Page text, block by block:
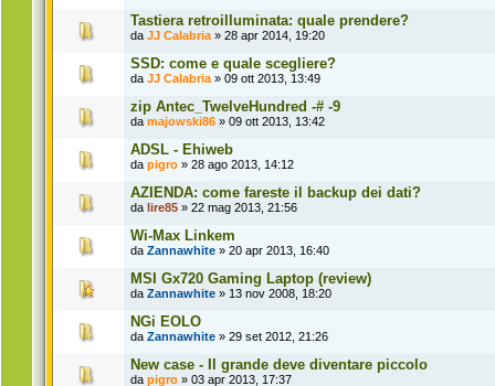
Tastiera retroilluminata: quale prendere?
da JJ Calabria » 28 apr 2014, 19:20
SSD: come e quale scegliere?
da JJ Calabria » 09 ott 2013, 13:49
zip Antec_TwelveHundred -# -9
da majowski86 » 09 ott 2013, 13:42
ADSL - Ehiweb
da pigro » 28 ago 2013, 14:12
AZIENDA: come fareste il backup dei dati?
da lire85 » 22 mag 2013, 21:56
Wi-Max Linkem
da Zannawhite » 20 apr 2013, 16:40
MSI Gx720 Gaming Laptop (review)
da Zannawhite » 13 nov 2008, 18:20
NGi EOLO
da Zannawhite » 29 set 2012, 21:26
New case - Il grande deve diventare piccolo
da pigro » 03 apr 2013, 17:37